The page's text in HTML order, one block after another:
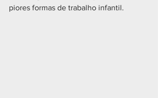
piores formas de trabalho infantil.